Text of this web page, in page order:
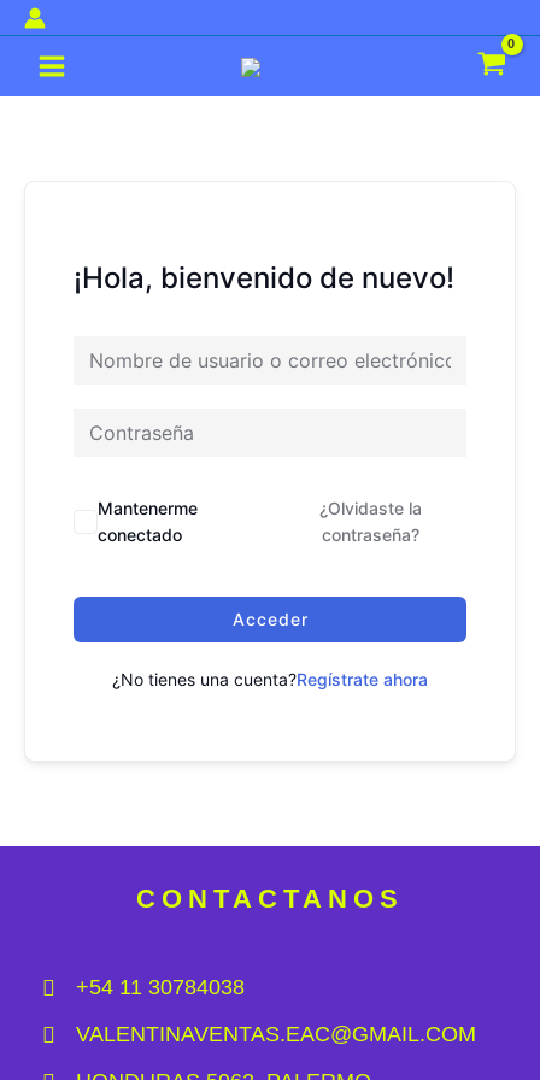
al
contenido
Main
¡Hola, bienvenido de nuevo!
Mantenerme
conectado
¿Olvidaste la
contraseña?
Acceder
¿No tienes una cuenta?Regístrate ahora
CONTACTANOS
+54 11 30784038
VALENTINAVENTAS.EAC@GMAIL.COM